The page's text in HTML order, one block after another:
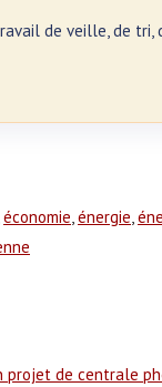
de veille, de tri,
économie, énergie,
projet de centrale